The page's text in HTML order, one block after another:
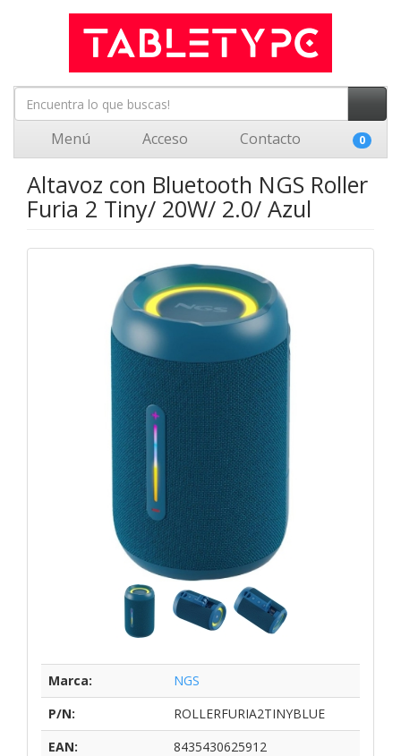
Menú Acceso Contacto 0
Altavoz con Bluetooth NGS Roller
Furia 2 Tiny/ 20W/ 2.0/ Azul
Marca:
NGS
P/N:
ROLLERFURIA2TINYBLUE
EAN:
8435430625912